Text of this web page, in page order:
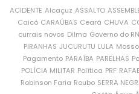
ACIDENTE Alcaçuz ASSALTO
Caicó CARAÚBAS Ceará CHUVA
currais novos Dilma Governo do RN
PIRANHAS JUCURUTU LULA
Pagamento PARAÍBA PARELHAS
POLÍCIA MILITAR Política PRF
Robinson Faria Roubo SERRA